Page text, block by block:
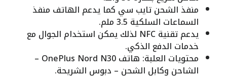
منفذ الشحن تايب سي كما يدعم الهاتف منفذ
السماعات السلكية 3.5 ملم.
يدعم تقنية NFC لذلك يمكن استخدام الجوال مع
خدمات الدفع الذكي.
محتويات العلبة: هاتف OnePlus Nord N30 –
الشاحن وكابل الشحن – دبوس الشريحة.